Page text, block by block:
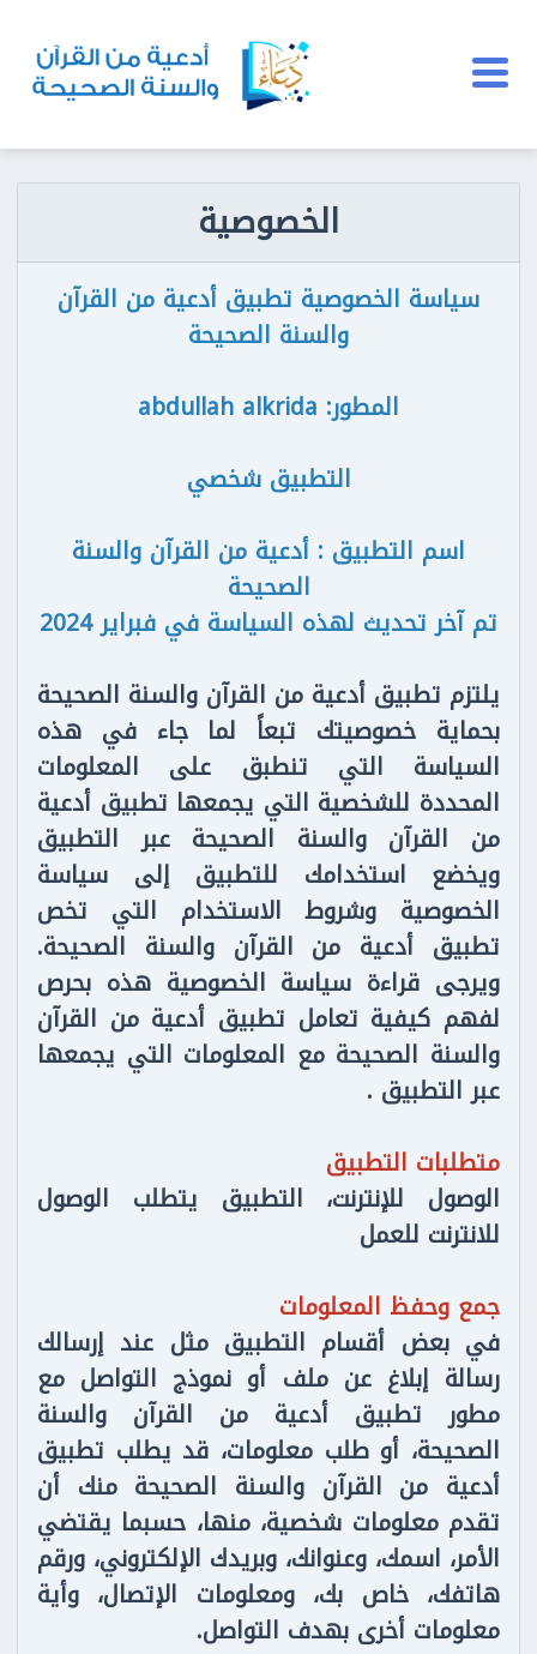
الخصوصية
سياسة الخصوصية تطبيق أدعية من القرآن
والسنة الصحيحة
المطور: abdullah alkrida
التطبيق شخصي
اسم التطبيق : أدعية من القرآن والسنة
الصحيحة
تم آخر تحديث لهذه السياسة في فبراير 2024
يلتزم تطبيق أدعية من القرآن والسنة الصحيحة
بحماية خصوصيتك تبعاً لما جاء في هذه
السياسة التي تنطبق على المعلومات
المحددة للشخصية التي يجمعها تطبيق أدعية
من القرآن والسنة الصحيحة عبر التطبيق
ويخضع استخدامك للتطبيق إلى سياسة
الخصوصية وشروط الاستخدام التي تخص
تطبيق أدعية من القرآن والسنة الصحيحة.
ويرجى قراءة سياسة الخصوصية هذه بحرص
لفهم كيفية تعامل تطبيق أدعية من القرآن
والسنة الصحيحة مع المعلومات التي يجمعها
عبر التطبيق .
متطلبات التطبيق
الوصول للإنترنت، التطبيق يتطلب الوصول
للانترنت للعمل
جمع وحفظ المعلومات
في بعض أقسام التطبيق مثل عند إرسالك
رسالة إبلاغ عن ملف أو نموذج التواصل مع
مطور تطبيق أدعية من القرآن والسنة
الصحيحة، أو طلب معلومات، قد يطلب تطبيق
أدعية من القرآن والسنة الصحيحة منك أن
تقدم معلومات شخصية، منها، حسبما يقتضي
الأمر، اسمك، وعنوانك، وبريدك الإلكتروني، ورقم
هاتفك، خاص بك، ومعلومات الإتصال، وأية
معلومات أخرى بهدف التواصل.